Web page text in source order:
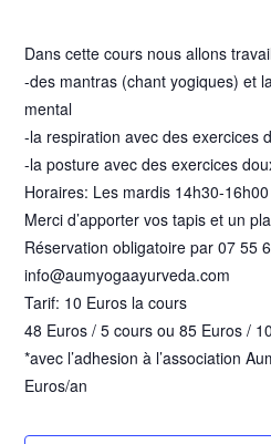
Dans cette cours nous allons
-des mantras (chant yogiques) et
mental
-la respiration avec des exercices
-la posture avec des exercices
Horaires: Les mardis 14h30-16h00
Merci d’apporter vos tapis et un
Réservation obligatoire par 07 55
info@aumyogaayurveda.com
Tarif: 10 Euros la cours
48 Euros / 5 cours ou 85 Euros /
*avec l’adhesion à l’association
Euros/an